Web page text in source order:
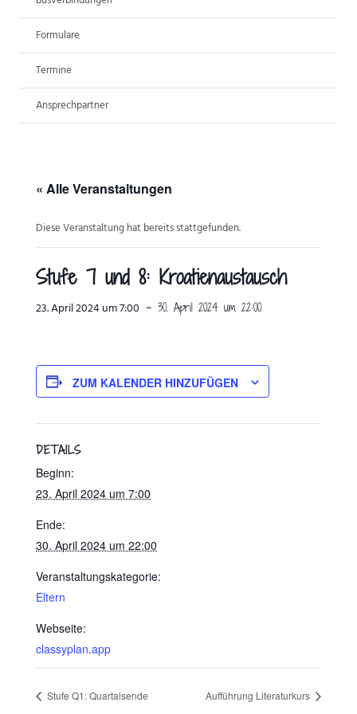
ANSPRECHPARTNER
Formulare
Termine
Ansprechpartner
« Alle Veranstaltungen
Diese Veranstaltung hat bereits stattgefunden.
Stufe 7 und 8: Kroatienaustausch
23. April 2024 um 7:00 - 30. April 2024 um 22:00
ZUM KALENDER HINZUFÜGEN
DETAILS
Beginn:
23. April 2024 um 7:00
Ende:
30. April 2024 um 22:00
Veranstaltungskategorie:
Eltern
Webseite:
classyplan.app
Stufe Q1: Quartalsende Aufführung Literaturkurs